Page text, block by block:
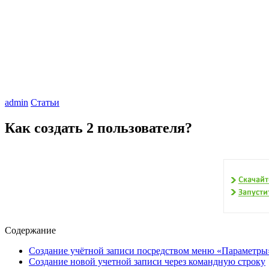
admin Статьи
Как создать 2 пользователя?
Содержание
Создание учётной записи посредством меню
Создание новой учетной записи через командную строку